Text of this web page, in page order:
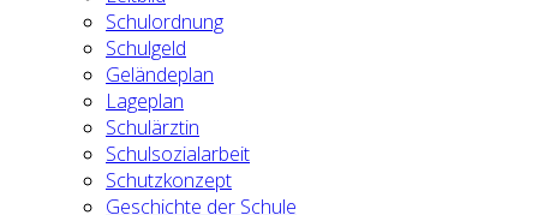
Schulordnung
Schulgeld
Geländeplan
Lageplan
Schulärztin
Schulsozialarbeit
Schutzkonzept
Geschichte der Schule